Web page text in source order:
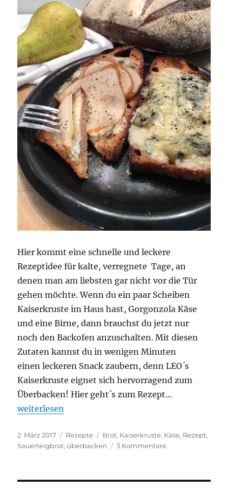
Hier kommt eine schnelle und leckere
Rezeptidee für kalte, verregnete Tage, an
denen man am liebsten gar nicht vor die Tür
gehen möchte. Wenn du ein paar Scheiben
Kaiserkruste im Haus hast, Gorgonzola Käse
und eine Birne, dann brauchst du jetzt nur
noch den Backofen anzuschalten. Mit diesen
Zutaten kannst du in wenigen Minuten
einen leckeren Snack zaubern, denn LEO´s
Kaiserkruste eignet sich hervorragend zum
Überbacken! Hier geht´s zum Rezept…
„LEO´s Kaiserkruste überbacken mit Gorgonzola
weiterlesen
Veröffentlicht
am
2. März 2017 Kategorien
Rezepte Schlagwörter
Brot, Kaiserkruste, Käse, Rezept,
Sauerteigbrot, überbacken 3 Kommentarezu